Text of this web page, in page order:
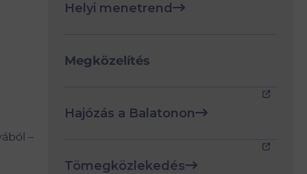
–
Helyi menetrend
Megközelítés
Hajózás a Balatonon
Tömegközlekedés